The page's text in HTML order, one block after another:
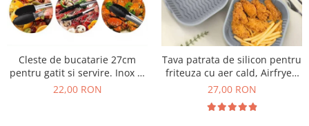
Cleste de bucatarie 27cm
pentru gatit si servire. Inox si
silicon
22,00 RON
Tava patrata de silicon pentru
friteuza cu aer cald, Airfryer,
20cm. Rezistenta la
27,00 RON